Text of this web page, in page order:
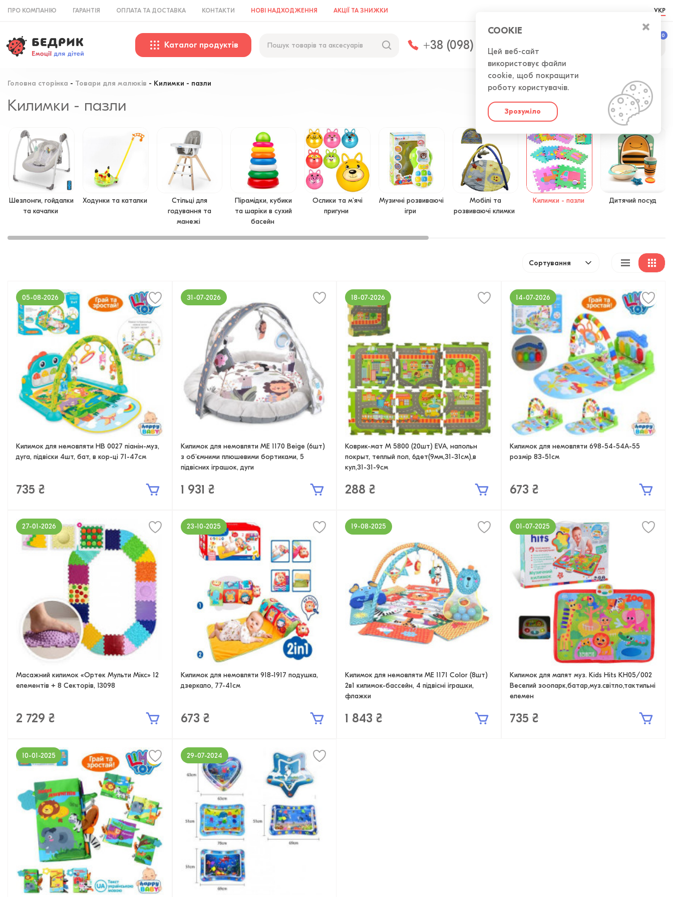
ПРО КОМПАНІЮ ГАРАНТІЯ ОПЛАТА ТА ДОСТАВКА КОНТАКТИ НОВІ НАДХОДЖЕННЯ АКЦІЇ ТА ЗНИЖКИ УКР
Каталог продуктів +38 (098) 300-50-52
0
Головна сторінка Товари для малюків Килимки - пазли
Килимки - пазли
Шезлонги, гойдалки
та качалки
Ходунки та каталки
Стільці для
годування та
манежі
Пірамідки, кубики
та шаріки в сухий
басейн
Ослики та м'ячі
пригуни
Музичні розвиваючі
ігри
Мобілі та
розвиваючі климки
Килимки - пазли Дитячий посуд
Сортування
Килимок для немовляти HB 0027 піанін-муз,
дуга, підвіски 4шт, бат, в кор-ці 71-47см
735 ₴
05-08-2026
Килимок для немовляти ME 1170 Beige (6шт)
з об'ємними плюшевими бортиками, 5
підвісних іграшок, дуги
1 931 ₴
31-07-2026
Коврик-мат M 5800 (20шт) EVA, напольн
покрыт, теплый пол, 6дет(9мм,31-31см),в
кул,31-31-9см
288 ₴
18-07-2026
Килимок для немовляти 698-54-54А-55
розмір 83-51см
673 ₴
14-07-2026
Масажний килимок «Ортек Мульти Мікс» 12
елементів + 8 Секторів, 13098
2 729 ₴
27-01-2026
Килимок для немовляти 918-1917 подушка,
дзеркало, 77-41см
673 ₴
23-10-2025
Килимок для немовляти ME 1171 Color (8шт)
2в1 килимок-бассейн, 4 підвісні іграшки,
флажки
1 843 ₴
19-08-2025
Килимок для малят муз. Kids Hits KH05/002
Веселий зоопарк,батар,муз.світло,тактильні
елемен
735 ₴
01-07-2025
10-01-2025 29-07-2024
COOKIE
Цей веб-сайт
використовує файли
cookie, щоб покращити
роботу користувачів.
Зрозуміло